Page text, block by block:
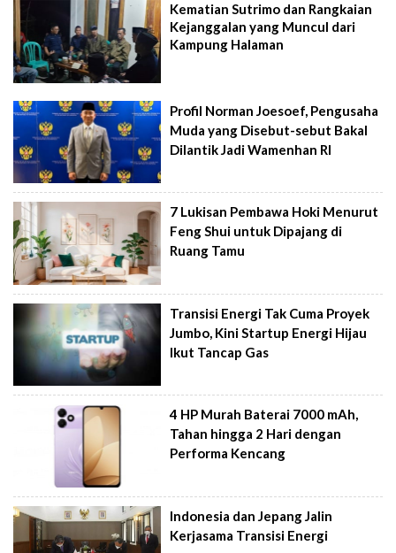
Kematian Sutrimo dan Rangkaian
Kejanggalan yang Muncul dari
Kampung Halaman
Profil Norman Joesoef, Pengusaha
Muda yang Disebut-sebut Bakal
Dilantik Jadi Wamenhan RI
7 Lukisan Pembawa Hoki Menurut
Feng Shui untuk Dipajang di
Ruang Tamu
Transisi Energi Tak Cuma Proyek
Jumbo, Kini Startup Energi Hijau
Ikut Tancap Gas
4 HP Murah Baterai 7000 mAh,
Tahan hingga 2 Hari dengan
Performa Kencang
Indonesia dan Jepang Jalin
Kerjasama Transisi Energi